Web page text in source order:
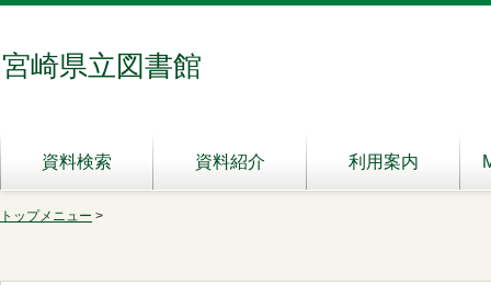
宮崎県立図書館
資料検索 資料紹介 利用案内
トップメニュー >